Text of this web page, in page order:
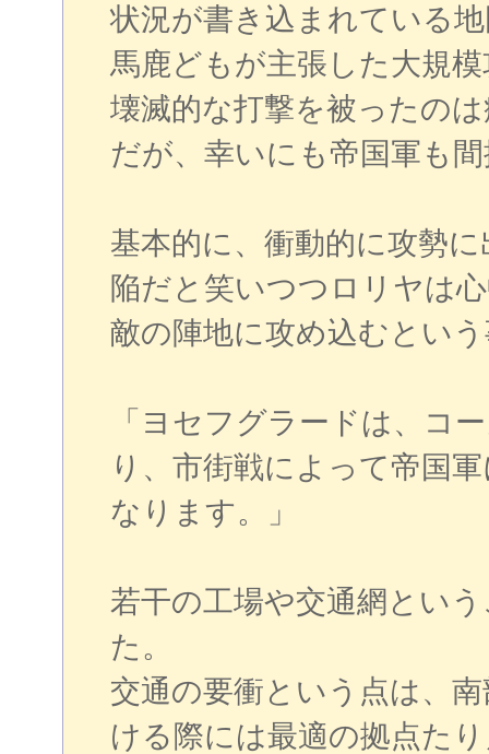
状況が書き込まれている
馬鹿どもが主張した大規
壊滅的な打撃を被ったの
だが、幸いにも帝国軍も
基本的に、衝動的に攻勢
陥だと笑いつつロリヤは
敵の陣地に攻め込むとい
「ヨセフグラードは、コ
り、市街戦によって帝国
なります。」
若干の工場や交通網とい
た。
交通の要衝という点は、
ける際には最適の拠点た